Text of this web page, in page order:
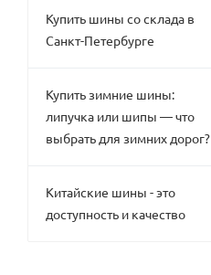
Купить шины со склада в
Санкт-Петербурге
Купить зимние шины:
липучка или шипы — что
выбрать для зимних дорог?
Китайские шины - это
доступность и качество